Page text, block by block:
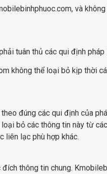
và
tuân thủ các qui định pháp
không thể loại bỏ kịp thời
đúng các qui định của
bỏ các thông tin này từ
liên lạc phù hợp khác.
thông tin chung.